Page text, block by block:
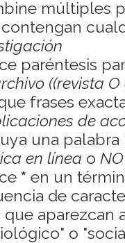
múltiples
paréntesis
((revista
frases
de
una
en línea o
* en un
de
que
o